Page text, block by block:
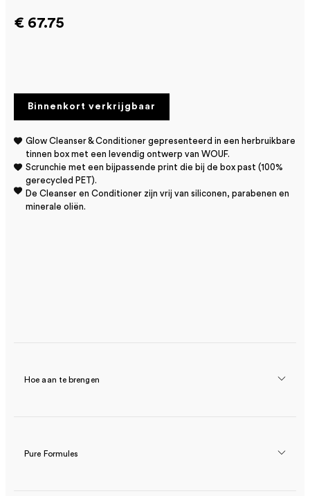
€ 67.75
Binnenkort verkrijgbaar
Glow Cleanser & Conditioner gepresenteerd in een herbruikbare
tinnen box met een levendig ontwerp van WOUF.
Scrunchie met een bijpassende print die bij de box past (100%
gerecycled PET).
De Cleanser en Conditioner zijn vrij van siliconen, parabenen en
minerale oliën.
Hoe aan te brengen
Pure Formules